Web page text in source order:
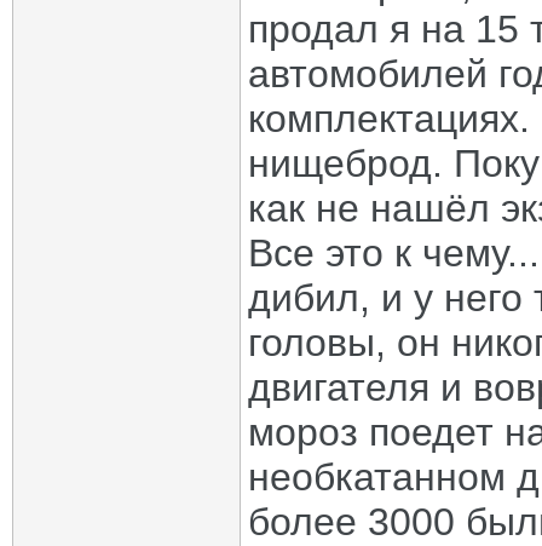
продал я на 15
автомобилей
нищеброд.
как не нашёл
Все это к
дибил, и у него
головы, он
двигателя и
мороз поедет
необкатанном
более 3000